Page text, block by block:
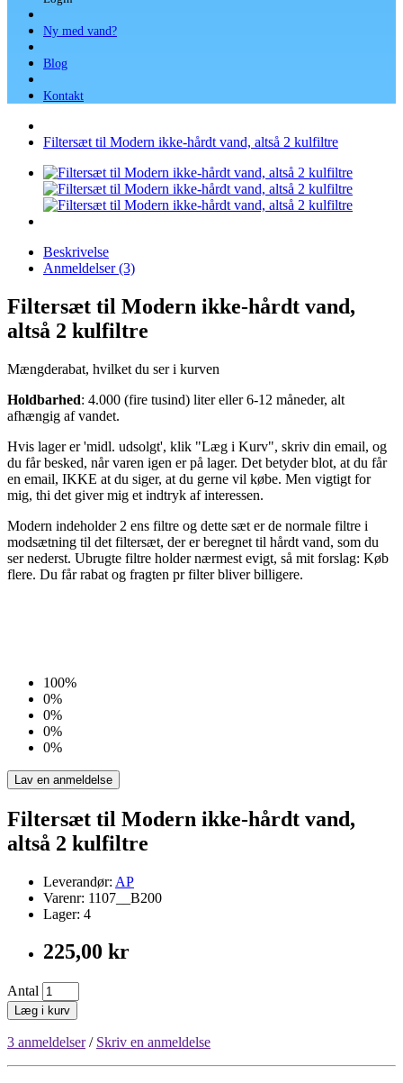
Ny med vand?
Blog
Kontakt
Filtersæt til Modern ikke-hårdt vand, altså 2 kulfiltre
Beskrivelse
Anmeldelser (3)
Filtersæt til Modern ikke-hårdt vand,
altså 2 kulfiltre
Mængderabat, hvilket du ser i kurven
Holdbarhed: 4.000 (fire tusind) liter eller 6-12 måneder, alt
afhængig af vandet.
Hvis lager er 'midl. udsolgt', klik "Læg i Kurv", skriv din email, og
du får besked, når varen igen er på lager. Det betyder blot, at du får
en email, IKKE at du siger, at du gerne vil købe. Men vigtigt for
mig, thi det giver mig et indtryk af interessen.
Modern indeholder 2 ens filtre og dette sæt er de normale filtre i
modsætning til det filtersæt, der er beregnet til hårdt vand, som du
ser nederst. Ubrugte filtre holder nærmest evigt, så mit forslag: Køb
flere. Du får rabat og fragten pr filter bliver billigere.
100%
0%
0%
0%
0%
Lav en anmeldelse
Filtersæt til Modern ikke-hårdt vand,
altså 2 kulfiltre
Leverandør: AP
Varenr: 1107__B200
Lager: 4
225,00 kr
Antal
Læg i kurv
3 anmeldelser/ Skriv en anmeldelse